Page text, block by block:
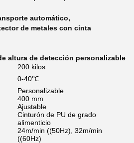
automático,
de metales con cinta
altura de detección personalizable
200 kilos
0-40℃
Personalizable
400 mm
Ajustable
Cinturón de PU de grado
alimenticio
24m/min ((50Hz), 32m/min
((60Hz)